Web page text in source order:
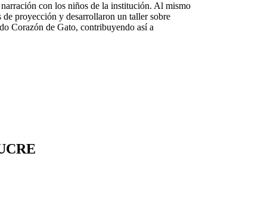
con los niños de la institución. Al mismo
proyección y desarrollaron un taller sobre
Corazón de Gato, contribuyendo así a